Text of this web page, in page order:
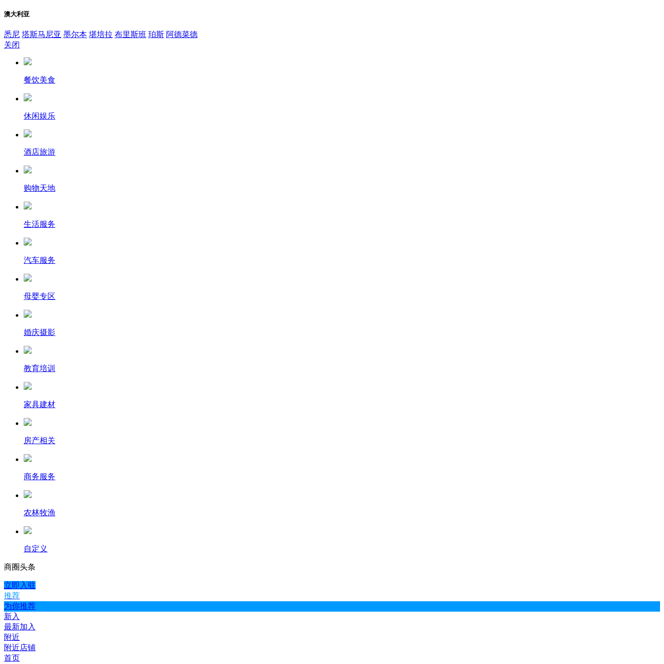
澳大利亚
悉尼 塔斯马尼亚 墨尔本 堪培拉 布里斯班 珀斯 阿德菜德
关闭
餐饮美食
休闲娱乐
酒店旅游
购物天地
生活服务
汽车服务
母婴专区
婚庆摄影
教育培训
家具建材
房产相关
商务服务
农林牧渔
自定义
商圈头条
立即入驻
推荐
为你推荐
新入
最新加入
附近
附近店铺
首页